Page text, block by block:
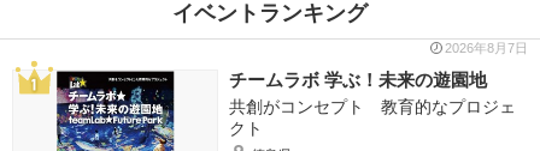
イベントランキング
2026年8月7日
チームラボ 学ぶ！未来の遊園地
共創がコンセプト 教育的なプロジェ
クト